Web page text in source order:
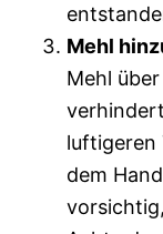
Mehl
Mehl
luftigeren
dem